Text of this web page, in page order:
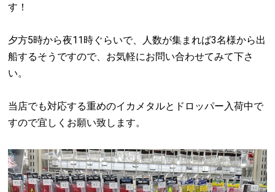
す！
夕方5時から夜11時ぐらいで、人数が集まれば3名様から出
船するそうですので、お気軽にお問い合わせてみて下さ
い。
当店でも対応する重めのイカメタルとドロッパー入荷中で
すので宜しくお願い致します。